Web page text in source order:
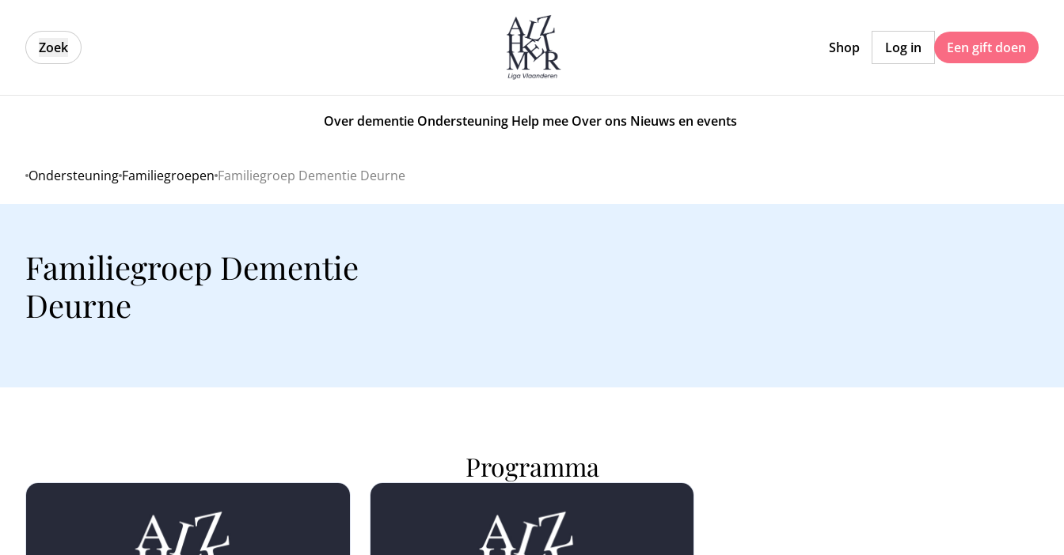
Zoek Shop Log in Een gift doen
Over dementie Ondersteuning Help mee Over ons Nieuws en events
Home
Ondersteuning Familiegroepen Familiegroep Dementie Deurne
Familiegroep Dementie
Deurne
Programma